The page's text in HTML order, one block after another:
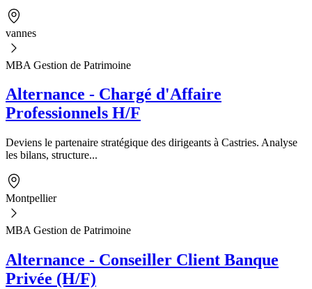
vannes
MBA Gestion de Patrimoine
Alternance - Chargé d'Affaire
Professionnels H/F
Deviens le partenaire stratégique des dirigeants à Castries. Analyse
les bilans, structure...
Montpellier
MBA Gestion de Patrimoine
Alternance - Conseiller Client Banque
Privée (H/F)